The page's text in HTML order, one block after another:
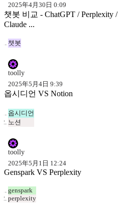
2025年4月30日 0:09
챗봇 비교 - ChatGPT / Perplexity /
Claude ...
챗봇
toolly
2025年5月4日 9:39
옵시디언 VS Notion
옵시디언
노션
toolly
2025年5月1日 12:24
Genspark VS Perplexity
genspark
perplexity